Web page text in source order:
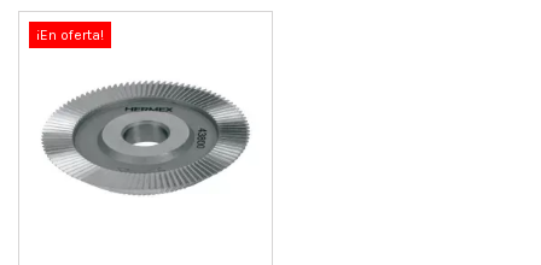
¡En oferta!